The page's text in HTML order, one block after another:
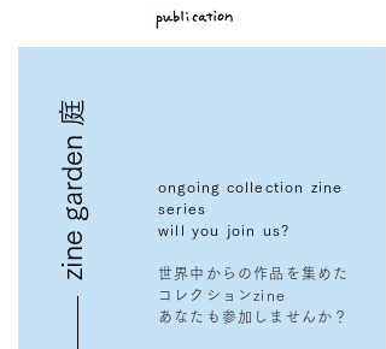
zine garden 庭
ongoing collection zine
series
will you join us?
世界中からの作品を集めた
コレクションzine
あなたも参加しませんか？